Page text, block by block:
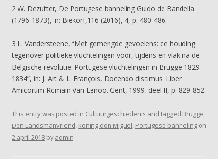
2 W. Dezutter, De Portugese banneling Guido de Bandella
(1796-1873), in: Biekorf,116 (2016), 4, p. 480-486.
3 L. Vandersteene, “Met gemengde gevoelens: de houding
tegenover politieke vluchtelingen vóór, tijdens en vlak na de
Belgische revolutie: Portugese vluchtelingen in Brugge 1829-
1834”, in: J. Art & L. François, Docendo discimus: Liber
Amicorum Romain Van Eenoo. Gent, 1999, deel II, p. 829-852.
This entry was posted in Cultuurgeschiedenis and tagged Brugge,
Den Landsmanvriend, koning don Miguel, Portugese banneling on
2 april 2018 by admin.